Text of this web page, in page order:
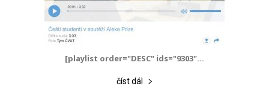
[playlist order="DESC" ids="9303"...
číst dál